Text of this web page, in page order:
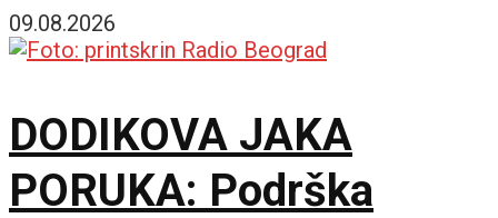
opozicijom: Neka nam
09.08.2026
DODIKOVA JAKA
PORUKA: Podrška